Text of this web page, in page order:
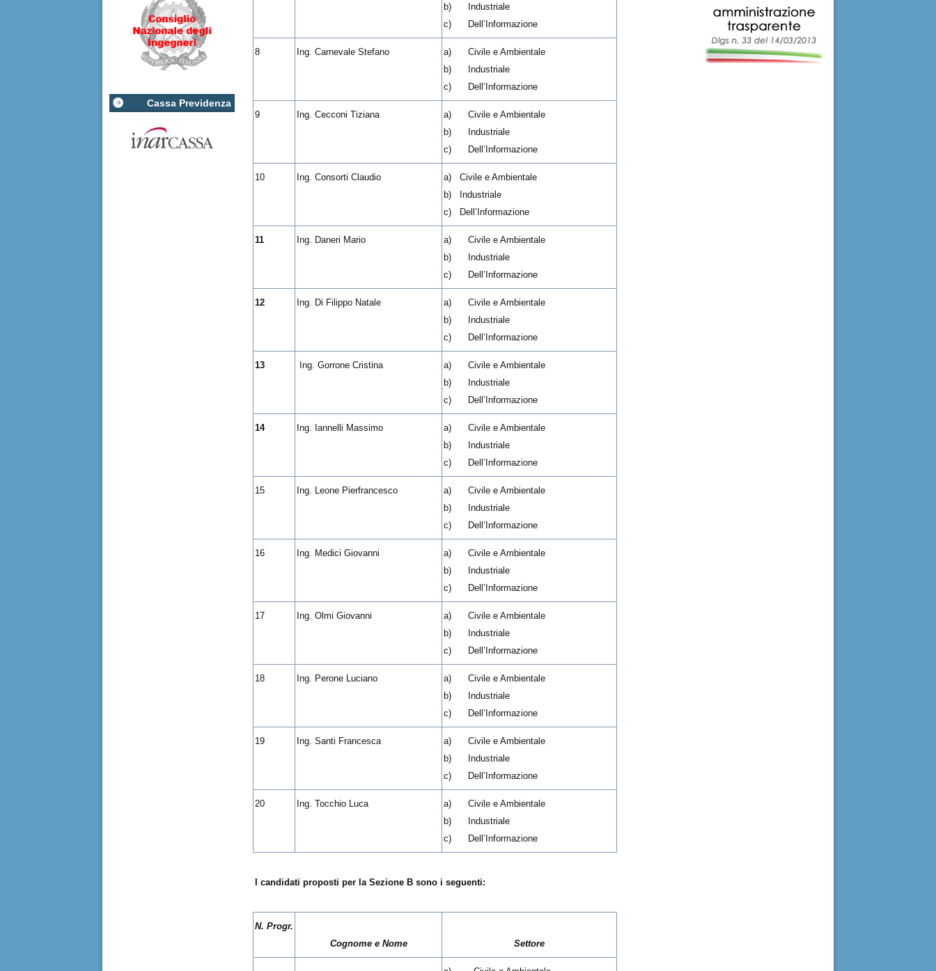
Cassa Previdenza
b) Industriale
c) Dell’Informazione
8 Ing. Carnevale Stefano
a) Civile e Ambientale
b) Industriale
c) Dell’Informazione
9 Ing. Cecconi Tiziana
a) Civile e Ambientale
b) Industriale
c) Dell’Informazione
10 Ing. Consorti Claudio
a) Civile e Ambientale
b) Industriale
c) Dell’Informazione
11 Ing. Daneri Mario
a) Civile e Ambientale
b) Industriale
c) Dell’Informazione
12 Ing. Di Filippo Natale
a) Civile e Ambientale
b) Industriale
c) Dell’Informazione
13 Ing. Gorrone Cristina
a) Civile e Ambientale
b) Industriale
c) Dell’Informazione
14 Ing. Iannelli Massimo
a) Civile e Ambientale
b) Industriale
c) Dell’Informazione
15 Ing. Leone Pierfrancesco
a) Civile e Ambientale
b) Industriale
c) Dell’Informazione
16 Ing. Medici Giovanni
a) Civile e Ambientale
b) Industriale
c) Dell’Informazione
17 Ing. Olmi Giovanni
a) Civile e Ambientale
b) Industriale
c) Dell’Informazione
18 Ing. Perone Luciano
a) Civile e Ambientale
b) Industriale
c) Dell’Informazione
19 Ing. Santi Francesca
a) Civile e Ambientale
b) Industriale
c) Dell’Informazione
20 Ing. Tocchio Luca
a) Civile e Ambientale
b) Industriale
c) Dell’Informazione
I candidati proposti per la Sezione B sono i seguenti:
N. Progr.
Cognome e Nome
Settore